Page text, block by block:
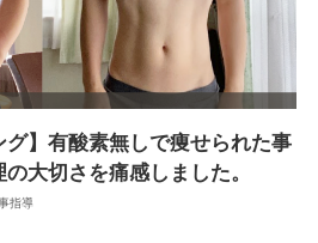
グ】有酸素無しで痩せられた事
大切さを痛感しました。
指導